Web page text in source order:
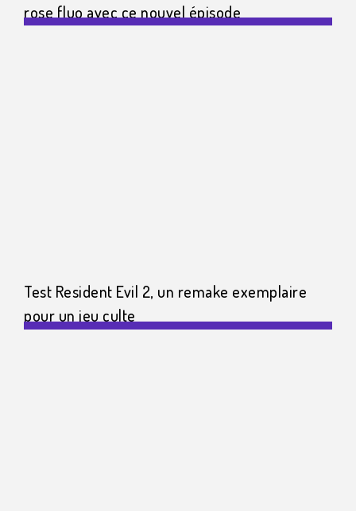
rose fluo avec ce nouvel épisode
Test Resident Evil 2, un remake exemplaire
pour un jeu culte